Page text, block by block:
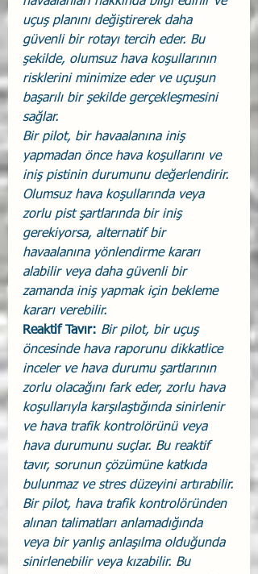
uçuş planını değiştirerek daha
güvenli bir rotayı tercih eder. Bu
şekilde, olumsuz hava koşullarının
risklerini minimize eder ve uçuşun
başarılı bir şekilde gerçekleşmesini
sağlar.
Bir pilot, bir havaalanına iniş
yapmadan önce hava koşullarını ve
iniş pistinin durumunu değerlendirir.
Olumsuz hava koşullarında veya
zorlu pist şartlarında bir iniş
gerekiyorsa, alternatif bir
havaalanına yönlendirme kararı
alabilir veya daha güvenli bir
zamanda iniş yapmak için bekleme
kararı verebilir.
Reaktif Tavır: Bir pilot, bir uçuş
öncesinde hava raporunu dikkatlice
inceler ve hava durumu şartlarının
zorlu olacağını fark eder, zorlu hava
koşullarıyla karşılaştığında sinirlenir
ve hava trafik kontrolörünü veya
hava durumunu suçlar. Bu reaktif
tavır, sorunun çözümüne katkıda
bulunmaz ve stres düzeyini artırabilir.
Bir pilot, hava trafik kontrolöründen
alınan talimatları anlamadığında
veya bir yanlış anlaşılma olduğunda
sinirlenebilir veya kızabilir. Bu